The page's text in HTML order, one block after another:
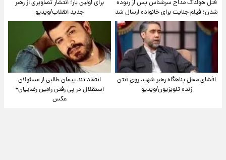
قتل هولناک مداح سرشناس پس از ربوده
شدن؛ فیلم جنایت برای خانواده ارسال شد
برای اولین بار؛ انتشار تصاویری از رهبر
جدید انقلاب/ویدیو
افشای محل پناهگاه‌ رهبر شهید روی آنتن
زنده تلویزیون/ویدیو
انتقاد تند پیمان طالبی از مسئولان
استقلال در پی رفتن رامین رضاییان+
عکس